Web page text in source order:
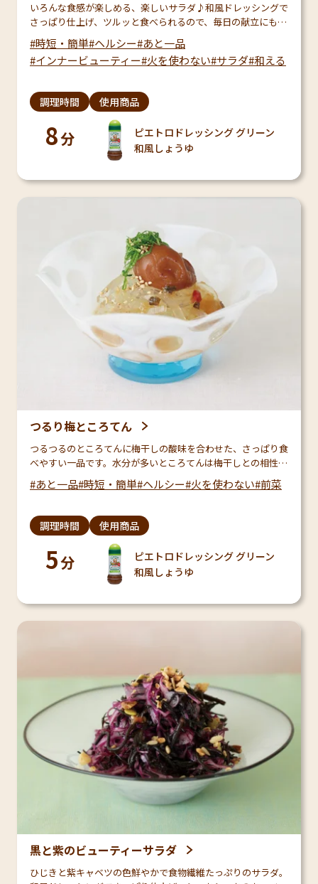
いろんな食感が楽しめる、楽しいサラダ♪和風ドレッシングで
さっぱり仕上げ、ツルッと食べられるので、毎日の献立にも取
り入れやすい一品です。めかぶにはフコキサンチン、長芋には
食物繊維が含まれており、どちらも毎日のコンディション…
時短・簡単 ヘルシー あと一品
インナービューティー 火を使わない サラダ 和える
調理時間
8分
使用商品
ピエトロドレッシング グリーン
和風しょうゆ
つるり梅ところてん
つるつるのところてんに梅干しの酸味を合わせた、さっぱり食
べやすい一品です。水分が多いところてんは梅干しとの相性抜
群！食欲がない日や軽めに済ませたい時にもぴったりです。
あと一品 時短・簡単 ヘルシー 火を使わない 前菜
調理時間
5分
使用商品
ピエトロドレッシング グリーン
和風しょうゆ
黒と紫のビューティーサラダ
ひじきと紫キャベツの色鮮やかで食物繊維たっぷりのサラダ。